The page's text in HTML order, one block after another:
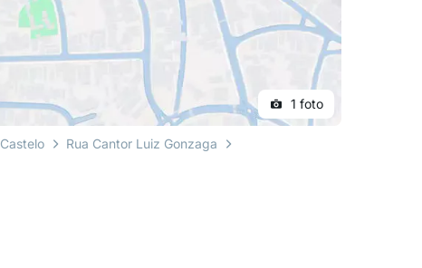
1 foto
Castelo
Rua Cantor Luiz Gonzaga